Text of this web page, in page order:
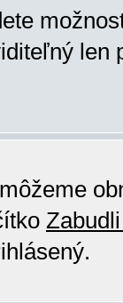
len